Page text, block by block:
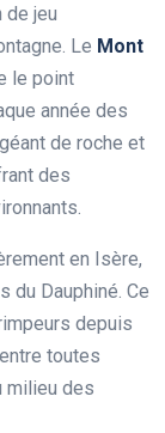
de jeu
Le Mont
le point
année des
de roche et
des
en Isère,
du Dauphiné. Ce
depuis
toutes
milieu des